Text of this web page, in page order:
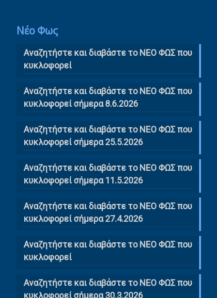
Νέο Φως
Αναζητήστε και διαβάστε το NΕΟ ΦΩΣ που
κυκλοφορεί
Αναζητήστε και διαβάστε το ΝΕΟ ΦΩΣ που
κυκλοφορεί σήμερα 8.6.2026
Αναζητήστε και διαβάστε το ΝΕΟ ΦΩΣ που
κυκλοφορεί σήμερα 25.5.2026
Αναζητήστε και διαβάστε το ΝΕΟ ΦΩΣ που
κυκλοφορεί σήμερα 11.5.2026
Αναζητήστε και διαβάστε το ΝΕΟ ΦΩΣ που
κυκλοφορεί σήμερα 27.4.2026
Αναζητήστε και διαβάστε το ΝΕΟ ΦΩΣ που
κυκλοφορεί
Αναζητήστε και διαβάστε το ΝΕΟ ΦΩΣ που
κυκλοφορεί σήμερα 30.3.2026